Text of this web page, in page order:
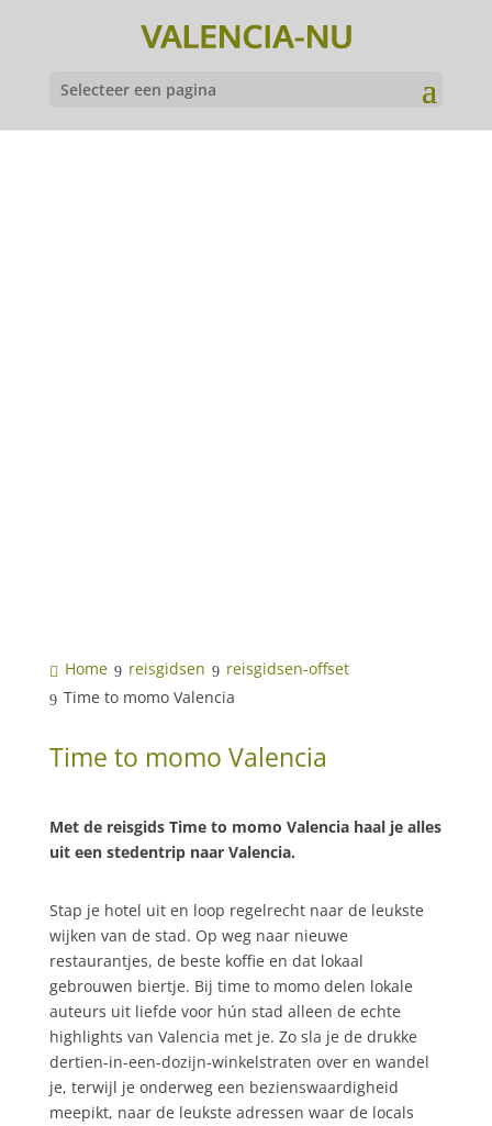
Selecteer een pagina
Home reisgidsen
reisgidsen-offset
Time to momo Valencia
Time to momo Valencia
Met de reisgids Time to momo Valencia haal je alles
uit een stedentrip naar Valencia.
Stap je hotel uit en loop regelrecht naar de leukste
wijken van de stad. Op weg naar nieuwe
restaurantjes, de beste koffie en dat lokaal
gebrouwen biertje. Bij time to momo delen lokale
auteurs uit liefde voor hún stad alleen de echte
highlights van Valencia met je. Zo sla je de drukke
dertien-in-een-dozijn-winkelstraten over en wandel
je, terwijl je onderweg een bezienswaardigheid
meepikt, naar de leukste adressen waar de locals